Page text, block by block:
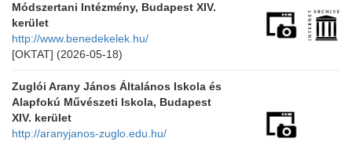
Módszertani Intézmény, Budapest XIV.
kerület
http://www.benedekelek.hu/
[OKTAT] (2026-05-18)
Zuglói Arany János Általános Iskola és
Alapfokú Művészeti Iskola, Budapest
XIV. kerület
http://aranyjanos-zuglo.edu.hu/